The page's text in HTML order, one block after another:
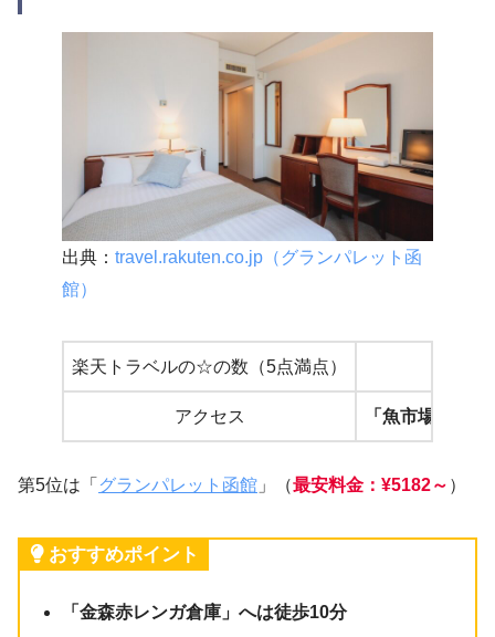
出典： travel.rakuten.co.jp（グランパレット函
館）
楽天トラベルの☆の数（5点満点）
アクセス 「魚市場通」
第5位は「 グランパレット函館 」（最安料金：¥5182～ ）
おすすめポイント
「金森赤レンガ倉庫」へは徒歩10分